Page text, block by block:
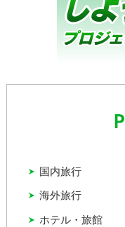
ホテル・旅館
国内旅行
海外旅行